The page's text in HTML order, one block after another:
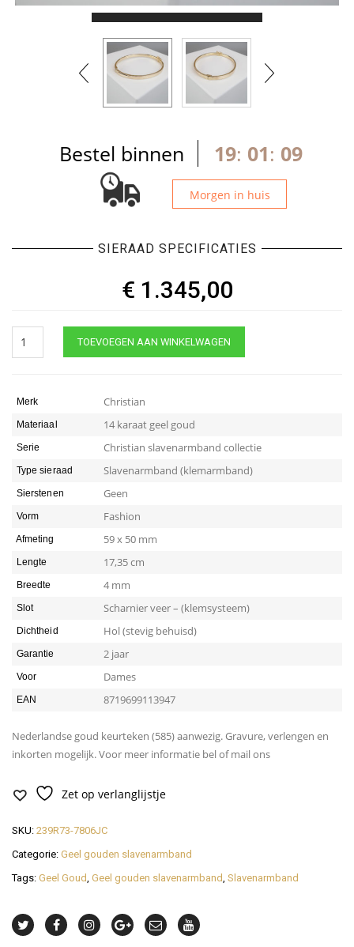
Bestel binnen 19: 01: 08
Morgen in huis
SIERAAD SPECIFICATIES
€ 1.345,00
karaat
Christian
quantity
TOEVOEGEN AAN WINKELWAGEN
Merk Christian
Materiaal 14 karaat geel goud
Serie Christian slavenarmband collectie
Type sieraad Slavenarmband (klemarmband)
Sierstenen Geen
Vorm Fashion
Afmeting 59 x 50 mm
Lengte 17,35 cm
Breedte 4 mm
Slot Scharnier veer – (klemsysteem)
Dichtheid Hol (stevig behuisd)
Garantie 2 jaar
Voor Dames
EAN 8719699113947
Nederlandse goud keurteken (585) aanwezig. Gravure, verlengen en
inkorten mogelijk. Voor meer informatie bel of mail ons
Zet op verlanglijstje
SKU: 239R73-7806JC
Categorie: Geel gouden slavenarmband
Tags: Geel Goud Geel gouden slavenarmband Slavenarmband